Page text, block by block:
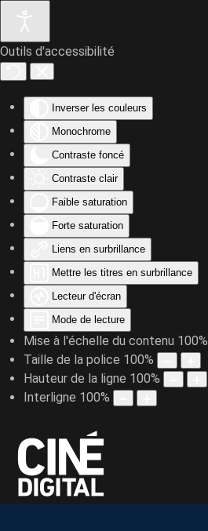
Outils d'accessibilité
Inverser les couleurs
Monochrome
Contraste foncé
Contraste clair
Faible saturation
Forte saturation
Liens en surbrillance
Mettre les titres en surbrillance
Lecteur d'écran
Mode de lecture
Mise à l'échelle du contenu 100%
Taille de la police 100%
Hauteur de la ligne 100%
Interligne 100%
Accéder au contenu principal